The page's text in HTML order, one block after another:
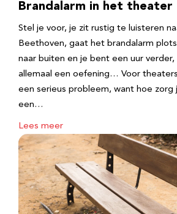
Brandalarm in het theater
Stel je voor, je zit rustig te luisteren
Beethoven, gaat het brandalarm
naar buiten en je bent een uur
allemaal een oefening… Voor
een serieus probleem, want hoe zorg
een…
Lees meer